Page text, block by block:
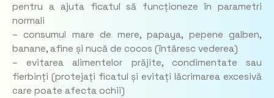
pentru a ajuta ficatul să funcționeze în parametri
normali
– consumul mare de mere, papaya, pepene galben,
banane, afine și nucă de cocos (întăresc vederea)
– evitarea alimentelor prăjite, condimentate sau
fierbinți (protejați ficatul și evitați lăcrimarea excesivă
care poate afecta ochii)